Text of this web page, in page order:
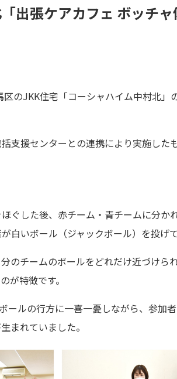
出張ケアカフェ ボッチ
のJKK住宅「コーシャハイム中村北
支援センターとの連携により実施したも
ぐした後、赤チーム・青チームに分
白いボール（ジャックボール）を投げ
のチームのボールをどれだけ近づけら
が特徴です。
ールの行方に一喜一憂しながら、参加
まれていました。